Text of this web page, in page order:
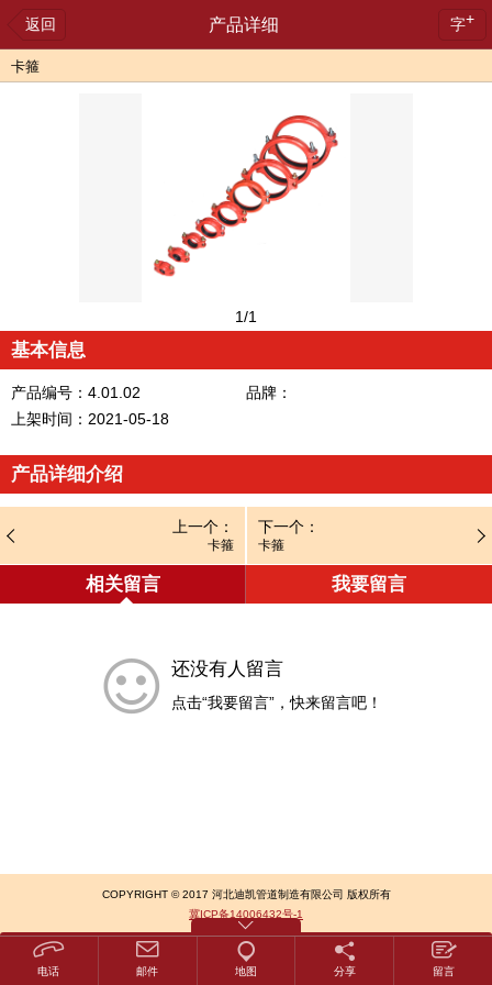
返回 产品详细 字+
卡箍
1/1
基本信息
产品编号：4.01.02
品牌：
上架时间：2021-05-18
产品详细介绍
上一个：
卡箍
下一个：
卡箍
相关留言 我要留言
还没有人留言
点击“我要留言”，快来留言吧！
COPYRIGHT © 2017 河北迪凯管道制造有限公司 版权所有
冀ICP备14006432号-1
电话 邮件 地图 分享 留言